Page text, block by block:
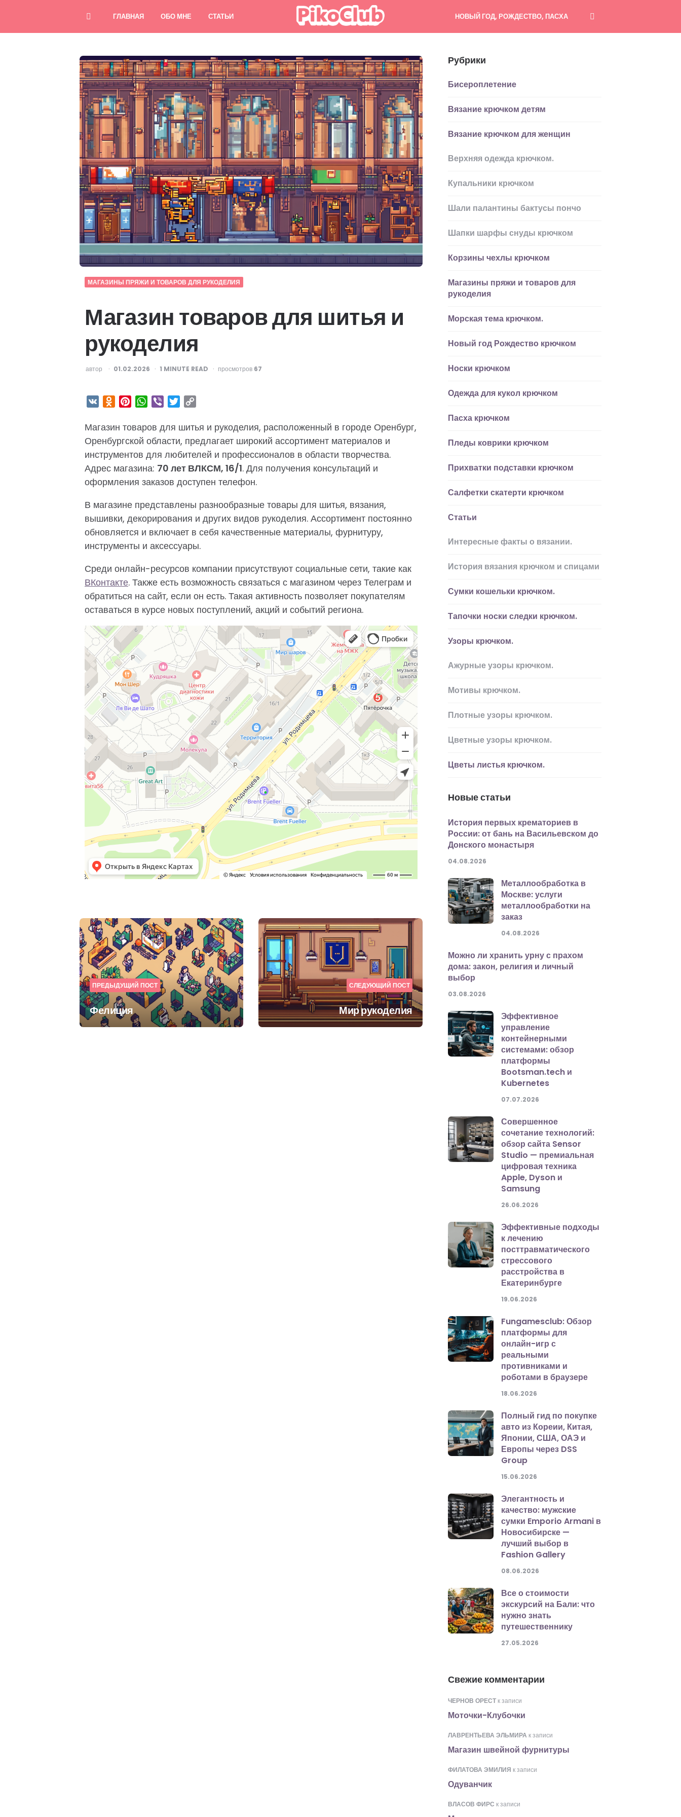
ГЛАВНАЯ ОБО МНЕ СТАТЬИ НОВЫЙ ГОД, РОЖДЕСТВО, ПАСХА
МАГАЗИНЫ ПРЯЖИ И ТОВАРОВ ДЛЯ РУКОДЕЛИЯ
Магазин товаров для шитья и
рукоделия
ОПУБЛИКОВАНО
автор 01.02.2026 1 MINUTE READ просмотров 67
VK Odnoklassniki
PinterestWhatsApp
Viber Twitter
Магазин товаров для шитья и рукоделия, расположенный в городе Оренбург,
Оренбургской области, предлагает широкий ассортимент материалов и
инструментов для любителей и профессионалов в области творчества.
Адрес магазина: 70 лет ВЛКСМ, 16/1. Для получения консультаций и
оформления заказов доступен телефон.
В магазине представлены разнообразные товары для шитья, вязания,
вышивки, декорирования и других видов рукоделия. Ассортимент постоянно
обновляется и включает в себя качественные материалы, фурнитуру,
инструменты и аксессуары.
Среди онлайн-ресурсов компании присутствуют социальные сети, такие как
ВКонтакте. Также есть возможность связаться с магазином через Телеграм и
обратиться на сайт, если он есть. Такая активность позволяет покупателям
оставаться в курсе новых поступлений, акций и событий региона.
Post
navigation
ПРЕДЫДУЩИЙ ПОСТ
Фелиция
СЛЕДУЮЩИЙ ПОСТ
Мир рукоделия
Рубрики
Бисероплетение
Вязание крючком детям
Вязание крючком для женщин
Верхняя одежда крючком.
Купальники крючком
Шали палантины бактусы пончо
Шапки шарфы снуды крючком
Корзины чехлы крючком
Магазины пряжи и товаров для
рукоделия
Морская тема крючком.
Новый год Рождество крючком
Носки крючком
Одежда для кукол крючком
Пасха крючком
Пледы коврики крючком
Прихватки подставки крючком
Салфетки скатерти крючком
Статьи
Интересные факты о вязании.
История вязания крючком и спицами
Сумки кошельки крючком.
Тапочки носки следки крючком.
Узоры крючком.
Ажурные узоры крючком.
Мотивы крючком.
Плотные узоры крючком.
Цветные узоры крючком.
Цветы листья крючком.
Новые статьи
История первых крематориев в
России: от бань на Васильевском до
Донского монастыря
04.08.2026
Металлообработка в
Москве: услуги
металлообработки на
заказ
04.08.2026
Можно ли хранить урну с прахом
дома: закон, религия и личный
выбор
03.08.2026
Эффективное
управление
контейнерными
системами: обзор
платформы
Bootsman.tech и
Kubernetes
07.07.2026
Совершенное
сочетание технологий:
обзор сайта Sensor
Studio — премиальная
цифровая техника
Apple, Dyson и
Samsung
26.06.2026
Эффективные подходы
к лечению
посттравматического
стрессового
расстройства в
Екатеринбурге
19.06.2026
Fungamesclub: Обзор
платформы для
онлайн-игр с
реальными
противниками и
роботами в браузере
18.06.2026
Полный гид по покупке
авто из Кореии, Китая,
Японии, США, ОАЭ и
Европы через DSS
Group
15.06.2026
Элегантность и
качество: мужские
сумки Emporio Armani в
Новосибирске —
лучший выбор в
Fashion Gallery
08.06.2026
Все о стоимости
экскурсий на Бали: что
нужно знать
путешественнику
27.05.2026
Свежие комментарии
ЧЕРНОВ ОРЕСТк записи
Моточки-Клубочки
ЛАВРЕНТЬЕВА ЭЛЬМИРА к записи
Магазин швейной фурнитуры
ФИЛАТОВА ЭМИЛИЯ к записи
Одуванчик
ВЛАСОВ ФИРС к записи